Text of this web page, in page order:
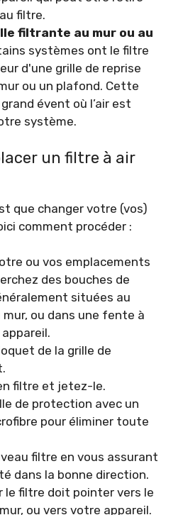
filtre.
filtrante au mur ou au
systèmes ont le filtre
d'une grille de reprise
ou un plafond. Cette
évent où l’air est
système.
un filtre à air
que changer votre (vos)
comment procéder :
ou vos emplacements
des bouches de
situées au
ou dans une fente à
de la grille de
filtre et jetez-le.
de protection avec un
pour éliminer toute
filtre en vous assurant
dans la bonne direction.
le filtre doit pointer vers le
ou vers votre appareil.